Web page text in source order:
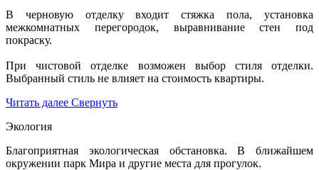
В черновую отделку входит стяжка пола, установка
межкомнатных перегородок, выравнивание стен под
покраску.
При чистовой отделке возможен выбор стиля отделки.
Выбранный стиль не влияет на стоимость квартиры.
Читать далее Свернуть
Экология
Благоприятная экологическая обстановка. В ближайшем
окружении парк Мира и другие места для прогулок.